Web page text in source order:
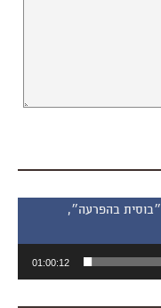
״בוסית בהפרעה״,
01:00:12